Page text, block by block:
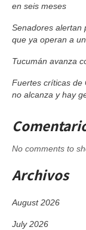
en seis meses
Senadores alertan
que ya operan a
Tucumán avanza
Fuertes críticas de
no alcanza y hay
No comments to
Archivos
August 2026
July 2026